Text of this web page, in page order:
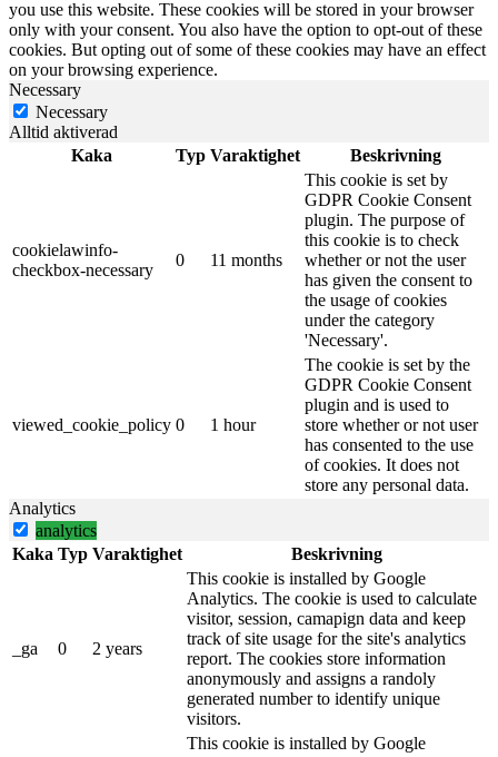
you use this website. These cookies will be stored in your browser
only with your consent. You also have the option to opt-out of these
cookies. But opting out of some of these cookies may have an effect
on your browsing experience.
Necessary
Necessary
Alltid aktiverad
Kaka
Typ Varaktighet Beskrivning
cookielawinfo-
checkbox-necessary
0 11 months
This cookie is set by
GDPR Cookie Consent
plugin. The purpose of
this cookie is to check
whether or not the user
has given the consent to
the usage of cookies
under the category
'Necessary'.
viewed_cookie_policy 0 1 hour
The cookie is set by the
GDPR Cookie Consent
plugin and is used to
store whether or not user
has consented to the use
of cookies. It does not
store any personal data.
Analytics
analytics
Kaka Typ Varaktighet Beskrivning
_ga 0 2 years
This cookie is installed by Google
Analytics. The cookie is used to calculate
visitor, session, camapign data and keep
track of site usage for the site's analytics
report. The cookies store information
anonymously and assigns a randoly
generated number to identify unique
visitors.
This cookie is installed by Google